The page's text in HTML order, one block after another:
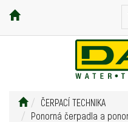
ČERPACÍ TECHNIKA
Ponorná čerpadla a